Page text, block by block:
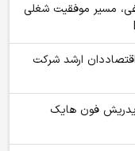
مسیر موفقیت شغلی
ارشد شرکت
فون هایک